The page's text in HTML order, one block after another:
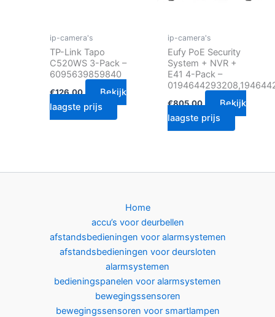
ip-camera's
TP-Link Tapo
C520WS 3-Pack –
6095639859840
€126.00
Bekijk
laagste prijs
ip-camera's
Eufy PoE Security
System + NVR +
E41 4-Pack –
€805.00
Bekijk
laagste prijs
Home
accu’s voor deurbellen
afstandsbedieningen voor alarmsystemen
afstandsbedieningen voor deursloten
alarmsystemen
bedieningspanelen voor alarmsystemen
bewegingssensoren
bewegingssensoren voor smartlampen